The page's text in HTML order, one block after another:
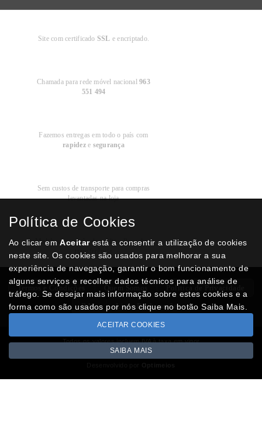
Site com certificado SSL e encriptado.
Chamada para rede móvel nacional963
551 494
Fazemos entregas em todo o país com
rapideze segurança
Sem custos de transporte para compras
levantadas na loja
Modos dePagamento
Multibanco, cartão de crédito, Paypal ou
transferência
Termos e Condições Politica de Privacidade
RAL Livro Reclamações
Todos os valores incluem IVA à taxa em vigor
Copyright © NUMISMATICAJA.com 2026
Política de Cookies
Ao clicar emAceitarestá a consentir a utilização de cookies
neste site. Os cookies são usados para melhorar a sua
experiência de navegação, garantir o bom funcionamento de
alguns serviços e recolher dados técnicos para análise de
tráfego. Se desejar mais informação sobre estes cookies e a
forma como são usados por nós clique no botão Saiba Mais.
ACEITAR COOKIES
SAIBA MAIS